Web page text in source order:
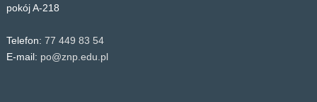
pokój A-218
Telefon: 77 449 83 54
E-mail: po@znp.edu.pl